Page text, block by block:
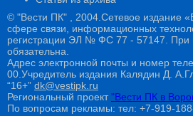
© "Вести ПК" , 2004.Сетевое издание
сфере связи, информационных
регистрации ЭЛ № ФС 77 - 57147. При
обязательна.
Адрес электронной почты и номер
00.Учредитель издания Калядин Д.
“16+” dk@vestipk.ru
Региональный проект"Вести ПК в
По вопросам рекламы: тел: +7-919-